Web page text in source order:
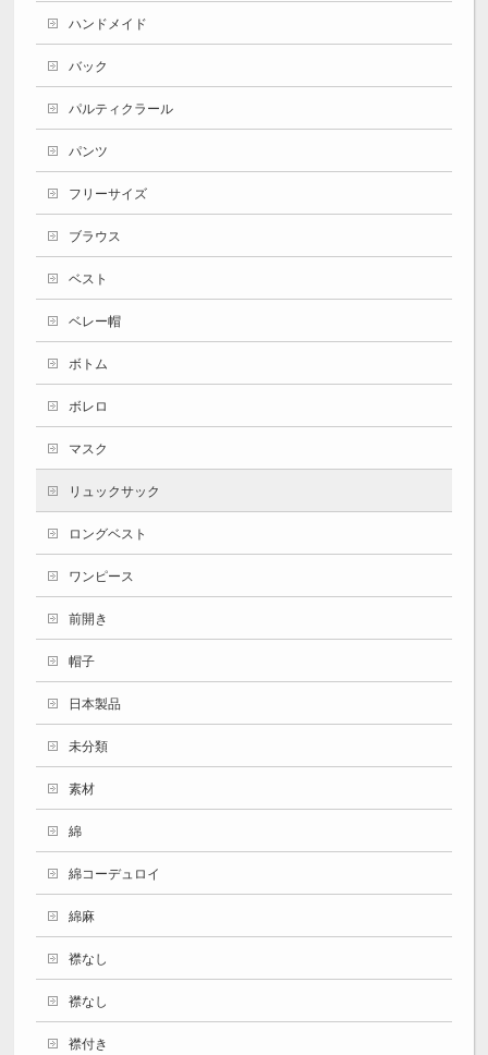
ハンドメイド
バック
パルティクラール
パンツ
フリーサイズ
ブラウス
ベスト
ベレー帽
ボトム
ボレロ
マスク
リュックサック
ロングベスト
ワンピース
前開き
帽子
日本製品
未分類
素材
綿
綿コーデュロイ
綿麻
襟なし
襟なし
襟付き